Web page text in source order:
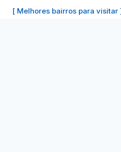
[ Melhores bairros para visitar